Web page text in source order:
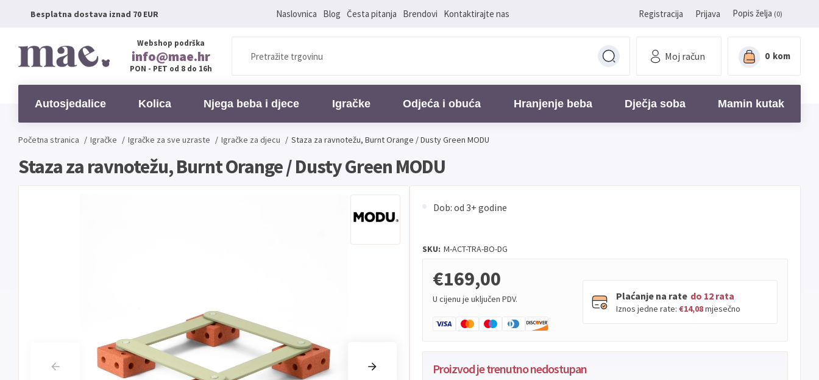
Besplatna dostava iznad 70 EUR Naslovnica Blog Česta pitanja Brendovi Kontaktirajte nas Registracija Prijava Popis želja (0)
Webshop podrška
info@mae.hr
PON - PET od 8 do 16h
Moj račun 0 kom
Autosjedalice Kolica Njega beba i djece Igračke Odjeća i obuća Hranjenje beba Dječja soba Mamin kutak
Početna stranica / Igračke / Igračke za sve uzraste / Igračke za djecu / Staza za ravnotežu, Burnt Orange / Dusty Green MODU
Staza za ravnotežu, Burnt Orange / Dusty Green MODU
Dob: od 3+ godine
SKU: M-ACT-TRA-BO-DG
€169,00
U cijenu je uključen PDV. Plaćanje na rate do 12 rata
Iznos jedne rate: €14,08mjesečno
PBZ Visa do12rata
Proizvod je trenutno nedostupan